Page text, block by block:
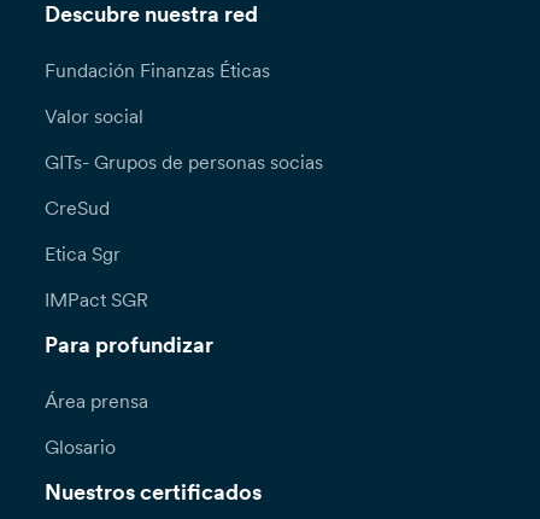
Descubre nuestra red
Fundación Finanzas Éticas
Valor social
GITs- Grupos de personas socias
CreSud
Etica Sgr
IMPact SGR
Para profundizar
Área prensa
Glosario
Nuestros certificados